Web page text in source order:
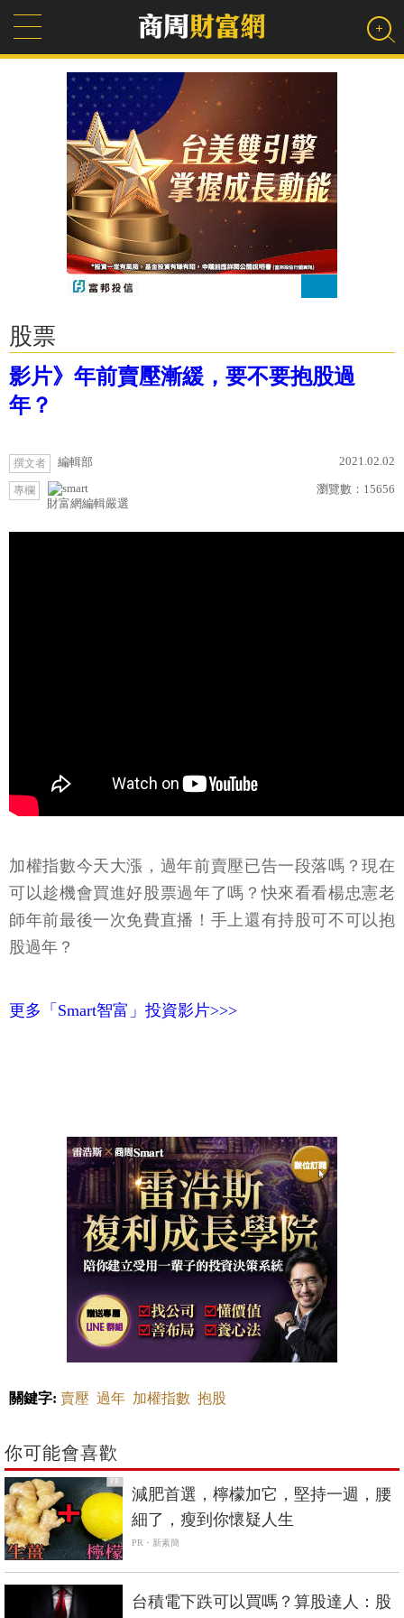
股票
影片》年前賣壓漸緩，要不要抱股過
年？
撰文者 編輯部 2021.02.02
專欄
財富網編輯嚴選
瀏覽數： 15656
加權指數今天大漲，過年前賣壓已告一段落嗎？現在
可以趁機會買進好股票過年了嗎？快來看看楊忠憲老
師年前最後一次免費直播！手上還有持股可不可以抱
股過年？
更多「Smart智富」投資影片>>>
關鍵字: 賣壓 過年 加權指數 抱股
你可能會喜歡
PR
減肥首選，檸檬加它，堅持一週，腰
細了，瘦到你懷疑人生
PR・新素簡
台積電下跌可以買嗎？算股達人：股